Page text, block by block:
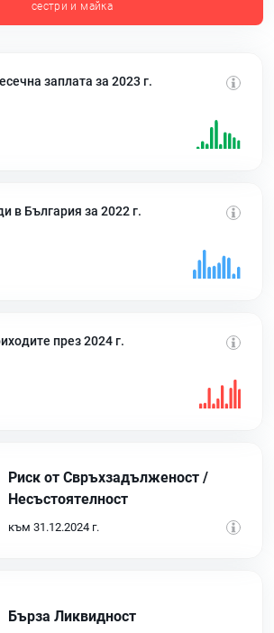
сестри и майка
заплата за 2023 г.
в България за 2022 г.
през 2024 г.
Риск от Свръхзадълженост /
Несъстоятелност
към 31.12.2024 г.
Бърза Ликвидност